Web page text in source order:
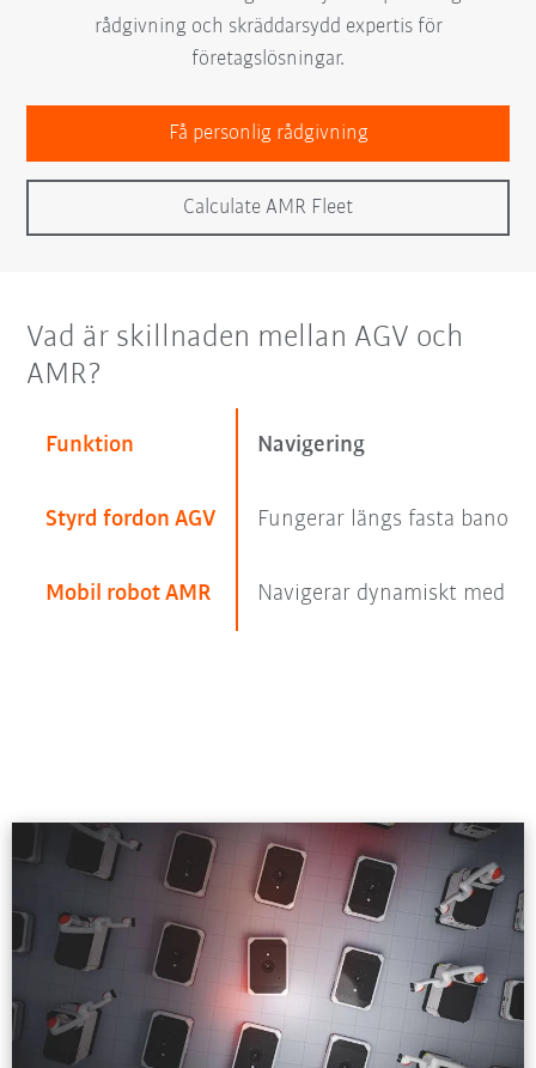
rådgivning och skräddarsydd expertis för
företagslösningar.
Få personlig rådgivning
Calculate AMR Fleet
Vad är skillnaden mellan AGV och
AMR?
Funktion
Styrd fordon AGV
Mobil robot AMR
Navigering
Fungerar längs fasta banor,
Navigerar dynamiskt med